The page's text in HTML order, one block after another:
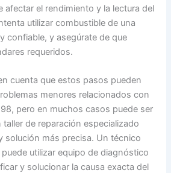
afectar el rendimiento y la lectura del
utilizar combustible de una
confiable, y asegúrate de que
requeridos.
cuenta que estos pasos pueden
menores relacionados con
pero en muchos casos puede ser
taller de reparación especializado
solución más precisa. Un técnico
utilizar equipo de diagnóstico
y solucionar la causa exacta del